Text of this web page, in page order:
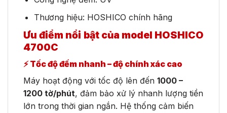
Thương hiệu: HOSHICO chính hãng
Ưu điểm nổi bật của model HOSHICO
4700C
⚡ Tốc độ đếm nhanh – độ chính xác cao
Máy hoạt động với tốc độ lên đến 1000 –
1200 tờ/phút, đảm bảo xử lý nhanh lượng tiền
lớn trong thời gian ngắn. Hệ thống cảm biến